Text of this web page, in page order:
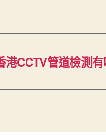
CCTV管道檢測有